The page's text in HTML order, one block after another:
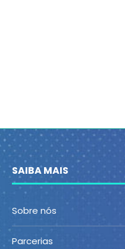
SAIBA MAIS
Sobre nós
Parcerias